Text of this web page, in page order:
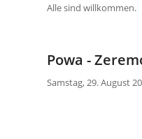
Alle sind willkommen.
Powa -
Samstag, 29. August